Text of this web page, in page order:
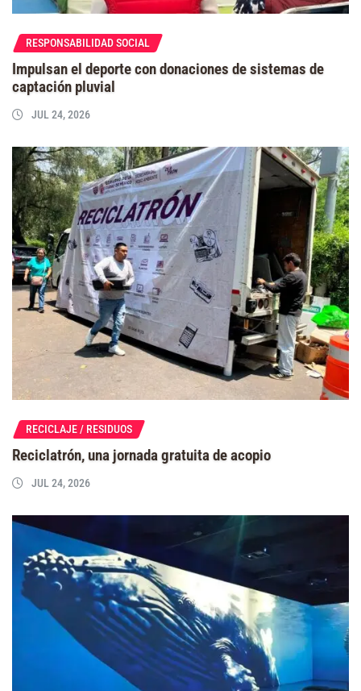
RESPONSABILIDAD SOCIAL
Impulsan el deporte con donaciones de sistemas de
captación pluvial
JUL 24, 2026
RECICLAJE / RESIDUOS
Reciclatrón, una jornada gratuita de acopio
JUL 24, 2026